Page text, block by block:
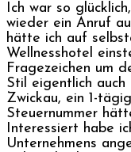
Ich war so
wieder ein Anruf
hätte ich auf
Wellnesshotel
Fragezeichen um
Stil eigentlich auch
Zwickau, ein 1-
Steuernummer
Interessiert habe
Unternehmens